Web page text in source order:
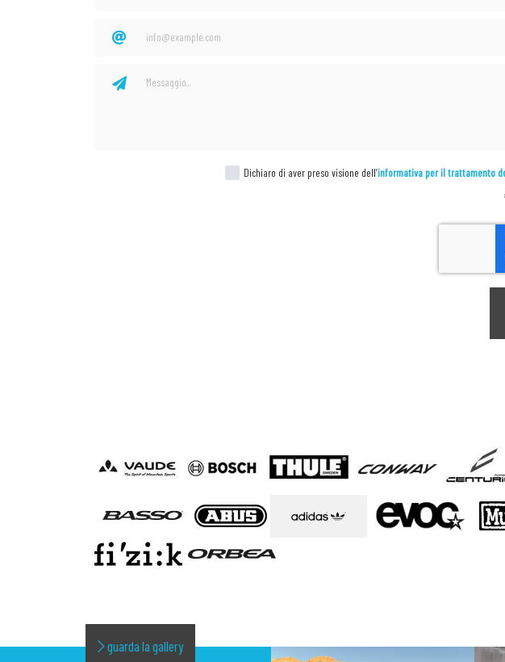
Dichiaro di aver preso visione dell’informativa per il trattamento
guarda la gallery